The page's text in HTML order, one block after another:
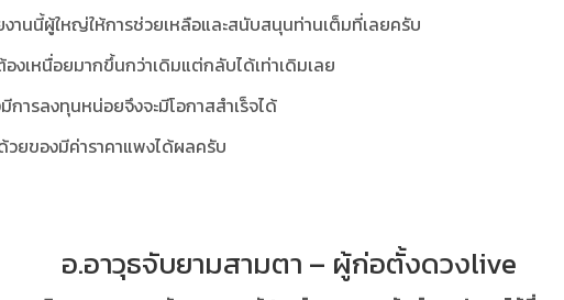
งานนี้ผู้ใหญ่ให้การช่วยเหลือและสนับสนุนท่านเต็มที่เลยครับ
องเหนื่อยมากขึ้นกว่าเดิมแต่กลับได้เท่าเดิมเลย
การลงทุนหน่อยจึงจะมีโอกาสสำเร็จได้
วยของมีค่าราคาแพงได้ผลครับ
อ.อาวุธจับยามสามตา – ผู้ก่อตั้งดวงlive